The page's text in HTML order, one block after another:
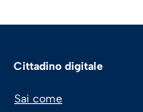
Cittadino digitale
Sai come